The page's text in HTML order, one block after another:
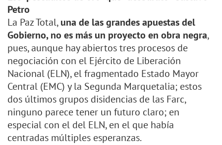
Petro
La Paz Total,una de las grandes apuestas del
Gobierno, no es más un proyecto en obra negra,
pues, aunque hay abiertos tres procesos de
negociación con el Ejército de Liberación
Nacional (ELN), el fragmentado Estado Mayor
Central (EMC) y la Segunda Marquetalia; estos
dos últimos grupos disidencias de las Farc,
ninguno parece tener un futuro claro; en
especial con el del ELN, en el que había
centradas múltiples esperanzas.